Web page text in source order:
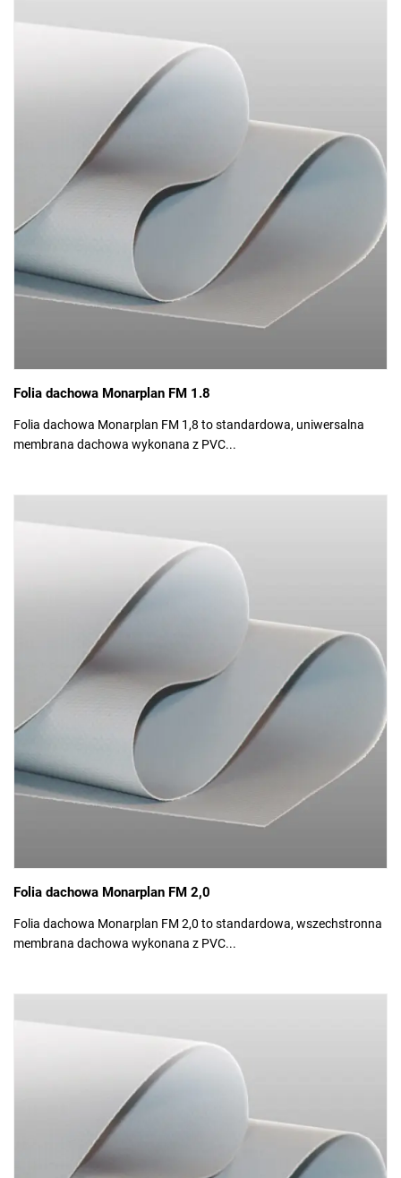
Folia dachowa Monarplan FM 1.8
Folia dachowa Monarplan FM 1,8 to standardowa, uniwersalna
membrana dachowa wykonana z PVC...
Folia dachowa Monarplan FM 2,0
Folia dachowa Monarplan FM 2,0 to standardowa, wszechstronna
membrana dachowa wykonana z PVC...